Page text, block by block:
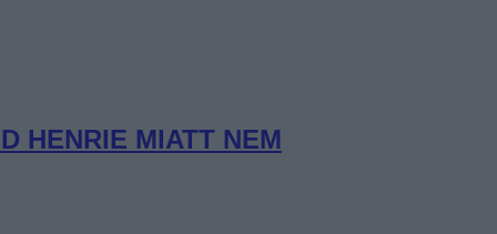
HENRIE MIATT NEM